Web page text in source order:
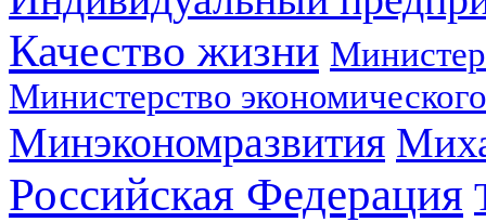
Качество жизни
Министерство
Минэкономразвития
Российская Федерация